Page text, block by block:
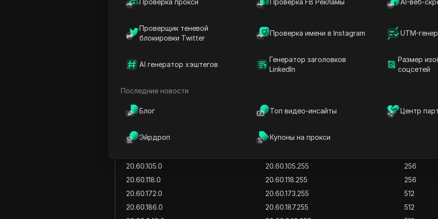
Проверка прокси Проверка FB Рекламы AI-веб-
Проверщик теневой
блокировки Twitter
Проверка имени в Instagram UTM-
AI генератор хэштегов
Генератор заголовков
LinkedIn
Размер
соцсетей
Последние новости
Блог Топ видео-инсайты Центр
Эйрдроп Купоны на прокси
20.47.66.0
20.47.66.255
256
20.47.99.0
20.47.101.255
256
20.48.0.0
20.48.127.255
32768
13.32.96.0
13.32.96.255
256
13.32.139.0
13.32.139.255
20.60.105.0
20.60.105.255
256
20.60.118.0
20.60.118.255
256
20.60.172.0
20.60.173.255
512
20.60.186.0
20.60.187.255
512